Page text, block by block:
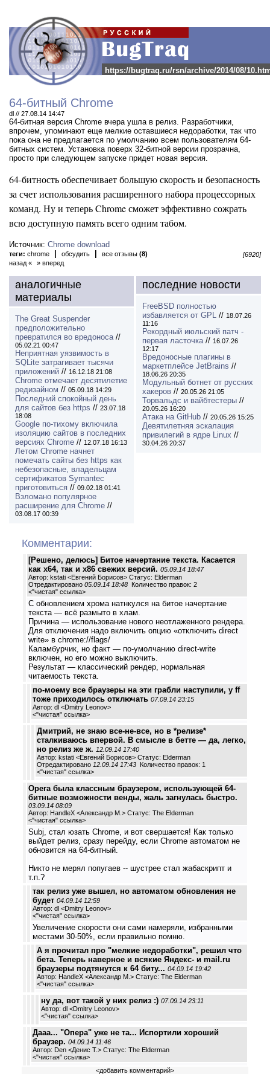
https://bugtraq.ru/rsn/archive/2014/08/
64-битный Chrome
dl // 27.08.14 14:47
64-битная версия Chrome вчера ушла в релиз. Разработчики,
впрочем, упоминают еще мелкие оставшиеся недоработки, так что
пока она не предлагается по умолчанию всем пользователям 64-
битных систем. Установка поверх 32-битной версии прозрачна,
просто при следующем запуске придет новая версия.
64-битность обеспечивает большую скорость и безопасность
за счет использования расширенного набора процессорных
команд. Ну и теперь Chrome сможет эффективно сожрать
всю доступную память всего одним табом.
Источник: Chrome download
теги: chrome обсудить все отзывы (8)
[6920]
назад «
» вперед
аналогичные
материалы
The Great Suspender
предположительно
превратился во вредоноса//
05.02.21 00:47
Неприятная уязвимость в
SQLite затрагивает тысячи
приложений // 16.12.18 21:08
Chrome отмечает десятилетие
редизайном // 05.09.18 14:29
Последний спокойный день
для сайтов без https // 23.07.18
18:08
Google по-тихому включила
изоляцию сайтов в последних
версиях Chrome // 12.07.18 16:13
Летом Chrome начнет
помечать сайты без https как
небезопасные, владельцам
сертификатов Symantec
приготовиться // 09.02.18 01:41
Взломано популярное
расширение для Chrome //
03.08.17 00:39
последние новости
FreeBSD полностью
избавляется от GPL // 18.07.26
11:16
Рекордный июльский патч -
первая ласточка// 16.07.26
12:17
Вредоносные плагины в
маркетплейсе JetBrains //
18.06.26 20:35
Модульный ботнет от русских
хакеров // 20.05.26 21:05
Торвальдс и вайбтестеры //
20.05.26 16:20
Атака на GitHub // 20.05.26 15:25
Девятилетняя эскалация
привилегий в ядре Linux //
30.04.26 20:37
Комментарии:
[Решено, делюсь] Битое начертание текста. Касается
как x64, так и x86 свежих версий. 05.09.14 18:47
Автор: kstati <Евгений Борисов> Статус: Elderman
Отредактировано 05.09.14 18:48 Количество правок: 2
<"чистая" ссылка>
С обновлением хрома натнкулся на битое начертание
текста — всё размыто в хлам.
Причина — использование нового неотлаженного рендера.
Для отключения надо включить опцию «отключить direct
write» в chrome://flags/
Каламбурчик, но факт — по-умолчанию direct-write
включен, но его можно выключить.
Результат — классический рендер, нормальная
читаемость текста.
по-моему все браузеры на эти грабли наступили, у ff
тоже приходилось отключать 07.09.14 23:15
Автор: dl <Dmitry Leonov>
<"чистая" ссылка>
Дмитрий, не знаю все-не-все, но в *релизе*
сталкиваюсь впервой. В смысле в бетте — да, легко,
но релиз же ж. 12.09.14 17:40
Автор: kstati <Евгений Борисов> Статус: Elderman
Отредактировано 12.09.14 17:43 Количество правок: 1
<"чистая" ссылка>
Opera была классным браузером, использующей 64-
битные возможности венды, жаль загнулась быстро.
03.09.14 08:09
Автор: HandleX <Александр М.> Статус: The Elderman
<"чистая" ссылка>
Subj, стал юзать Chrome, и вот свершается! Как только
выйдет релиз, сразу перейду, если Chrome автоматом не
обновится на 64-битный.
Никто не мерял попугаев -- шустрее стал жабаскрипт и
т.п.?
так релиз уже вышел, но автоматом обновления не
будет 04.09.14 12:59
Автор: dl <Dmitry Leonov>
<"чистая" ссылка>
Увеличение скорости они сами намеряли, избранными
местами 30-50%, если правильно помню.
А я прочитал про "мелкие недоработки", решил что
бета. Теперь наверное и всякие Яндекс- и mail.ru
браузеры подтянутся к 64 биту... 04.09.14 19:42
Автор: HandleX <Александр М.> Статус: The Elderman
<"чистая" ссылка>
ну да, вот такой у них релиз :) 07.09.14 23:11
Автор: dl <Dmitry Leonov>
<"чистая" ссылка>
Дааа... "Опера" уже не та... Испортили хороший
браузер. 04.09.14 11:46
Автор: Den <Денис Т.> Статус: The Elderman
<"чистая" ссылка>
<добавить комментарий>